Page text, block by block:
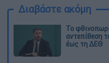
Διαβάστε ακόμη
Το
αντεπίθεση
έως τη ΔΕΘ